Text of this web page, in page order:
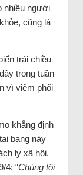
nhiều người
cũng là
trái chiều
trong tuần
vì viêm phổi
khẳng định
bang này
ly xã hội.
4: “Chúng tôi